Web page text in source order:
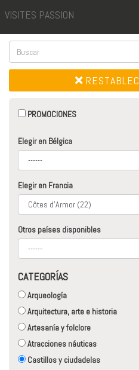
VISITES PASSION
PROMOCIONES
Elegir en Bélgica
Elegir en Francia
Otros países disponibles
CATEGORÍAS
Arqueología
Arquitectura, arte e historia
Artesanía y folclore
Atracciones náuticas
Castillos y ciudadelas